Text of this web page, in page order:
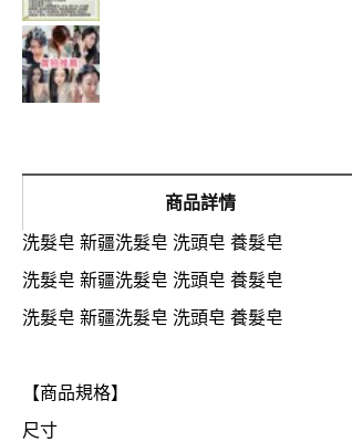
商品詳情
洗髮皂 新疆洗髮皂 洗頭皂 養髮皂
洗髮皂 新疆洗髮皂 洗頭皂 養髮皂
洗髮皂 新疆洗髮皂 洗頭皂 養髮皂
【商品規格】
尺寸